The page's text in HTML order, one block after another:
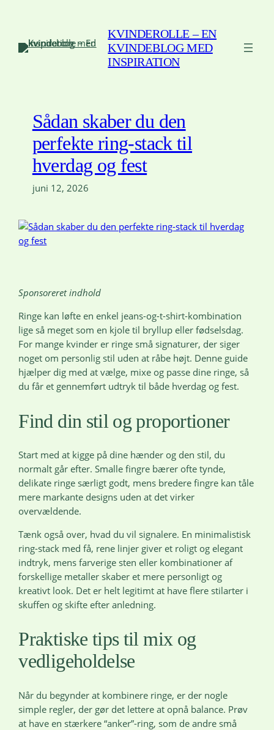
indhold
KVINDEROLLE – EN
KVINDEBLOG MED
INSPIRATION
Sådan skaber du den
perfekte ring-stack til
hverdag og fest
juni 12, 2026
Sponsoreret indhold
Ringe kan løfte en enkel jeans-og-t-shirt-kombination
lige så meget som en kjole til bryllup eller fødselsdag.
For mange kvinder er ringe små signaturer, der siger
noget om personlig stil uden at råbe højt. Denne guide
hjælper dig med at vælge, mixe og passe dine ringe, så
du får et gennemført udtryk til både hverdag og fest.
Find din stil og proportioner
Start med at kigge på dine hænder og den stil, du
normalt går efter. Smalle fingre bærer ofte tynde,
delikate ringe særligt godt, mens bredere fingre kan tåle
mere markante designs uden at det virker
overvældende.
Tænk også over, hvad du vil signalere. En minimalistisk
ring-stack med få, rene linjer giver et roligt og elegant
indtryk, mens farverige sten eller kombinationer af
forskellige metaller skaber et mere personligt og
kreativt look. Det er helt legitimt at have flere stilarter i
skuffen og skifte efter anledning.
Praktiske tips til mix og
vedligeholdelse
Når du begynder at kombinere ringe, er der nogle
simple regler, der gør det lettere at opnå balance. Prøv
at have en stærkere “anker”-ring, som de andre små